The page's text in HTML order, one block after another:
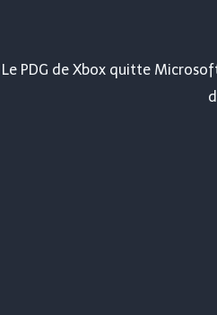
Le PDG de Xbox quitte